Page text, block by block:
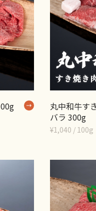
丸中和牛す
バラ 300g
¥1,040 / 100g